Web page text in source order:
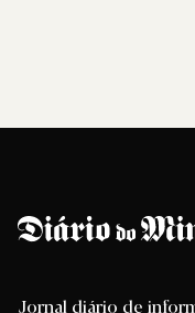
Jornal diário de